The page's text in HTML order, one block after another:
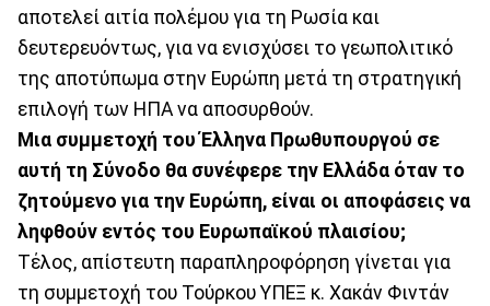
αποτελεί αιτία πολέμου για τη Ρωσία και
δευτερευόντως, για να ενισχύσει το γεωπολιτικό
της αποτύπωμα στην Ευρώπη μετά τη στρατηγική
επιλογή των ΗΠΑ να αποσυρθούν.
Μια συμμετοχή του Έλληνα Πρωθυπουργού σε
αυτή τη Σύνοδο θα συνέφερε την Ελλάδα όταν το
ζητούμενο για την Ευρώπη, είναι οι αποφάσεις να
ληφθούν εντός του Ευρωπαϊκού πλαισίου;
Τέλος, απίστευτη παραπληροφόρηση γίνεται για
τη συμμετοχή του Τούρκου ΥΠΕΞ κ. Χακάν Φιντάν